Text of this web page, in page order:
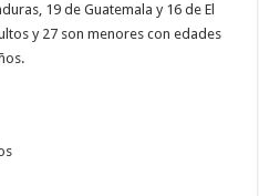
19 de Guatemala y 16 de El
y 27 son menores con edades